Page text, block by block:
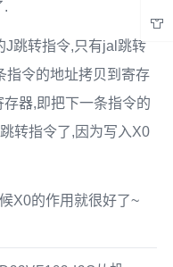
.
J跳转指令,只有jal跳转
指令的地址拷贝到寄存
器,即把下一条指令的
转指令了,因为写入X0
X0的作用就很好了~